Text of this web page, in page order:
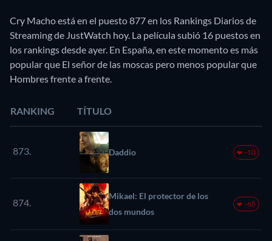
Cry Macho está en el puesto 877 en los Rankings Diarios de
Streaming de JustWatch hoy. La película subió 16 puestos en
los rankings desde ayer. En España, en este momento es más
popular que El señor de las moscas pero menos popular que
Hombres frente a frente.
RANKING TÍTULO
873. Daddio -10
874.
Mikael: El protector de los
dos mundos
-65